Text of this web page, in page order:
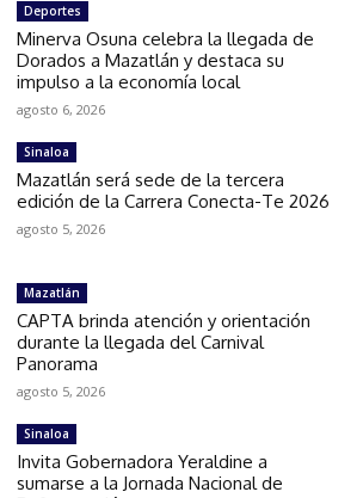
Deportes
Minerva Osuna celebra la llegada de
Dorados a Mazatlán y destaca su
impulso a la economía local
agosto 6, 2026
Sinaloa
Mazatlán será sede de la tercera
edición de la Carrera Conecta-Te 2026
agosto 5, 2026
Mazatlán
CAPTA brinda atención y orientación
durante la llegada del Carnival
Panorama
agosto 5, 2026
Sinaloa
Invita Gobernadora Yeraldine a
sumarse a la Jornada Nacional de